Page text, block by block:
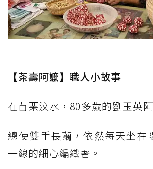
【茶壽阿嬤】職人小故事
在苗栗汶水，80多歲的劉玉英阿
總使雙手長繭，依然每天坐在
一線的細心編織著。